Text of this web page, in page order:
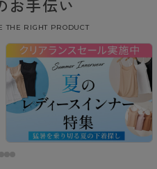
お手伝い
THE RIGHT PRODUCT